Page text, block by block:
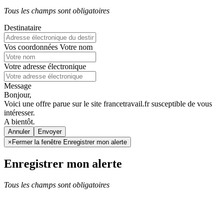
Tous les champs sont obligatoires
Destinataire
Vos coordonnées Votre nom
Votre adresse électronique
Message
Bonjour,
Voici une offre parue sur le site francetravail.fr susceptible de vous
intéresser.
A bientôt.
Annuler
× Fermer la fenêtre Enregistrer mon alerte
Enregistrer mon alerte
Tous les champs sont obligatoires